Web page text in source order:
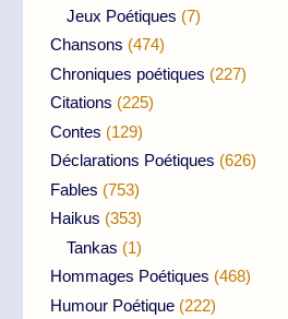
Jeux Poétiques (7)
Chansons (474)
Chroniques poétiques (227)
Citations (225)
Contes (129)
Déclarations Poétiques (626)
Fables (753)
Haikus (353)
Tankas (1)
Hommages Poétiques (468)
Humour Poétique (222)